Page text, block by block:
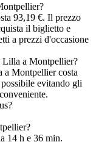
93,19 €. Il prezzo
il biglietto e
a prezzi d'occasione
Lilla a Montpellier?
Montpellier costa
evitando gli
14 h e 36 min.